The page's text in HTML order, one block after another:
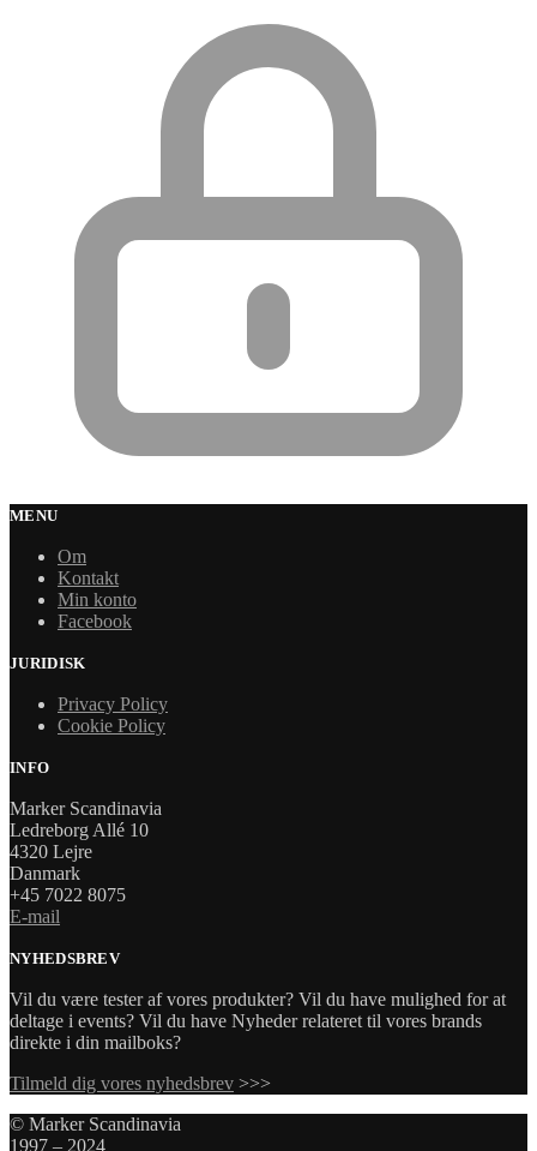
MENU
Om
Kontakt
Min konto
Facebook
JURIDISK
Privacy Policy
Cookie Policy
INFO
Marker Scandinavia
Ledreborg Allé 10
4320 Lejre
Danmark
+45 7022 8075
E-mail
NYHEDSBREV
Vil du være tester af vores produkter? Vil du have mulighed for at
deltage i events? Vil du have Nyheder relateret til vores brands
direkte i din mailboks?
Tilmeld dig vores nyhedsbrev >>>
© Marker Scandinavia
1997 – 2024